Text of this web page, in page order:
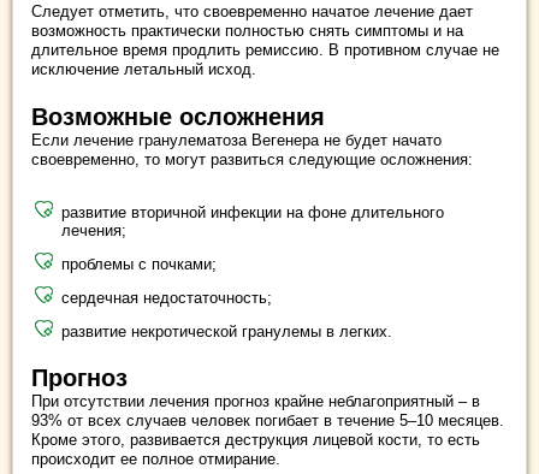
Следует отметить, что своевременно начатое лечение дает
возможность практически полностью снять симптомы и на
длительное время продлить ремиссию. В противном случае не
исключение летальный исход.
Возможные осложнения
Если лечение гранулематоза Вегенера не будет начато
своевременно, то могут развиться следующие осложнения:
развитие вторичной инфекции на фоне длительного
лечения;
проблемы с почками;
сердечная недостаточность;
развитие некротической гранулемы в легких.
Прогноз
При отсутствии лечения прогноз крайне неблагоприятный – в
93% от всех случаев человек погибает в течение 5–10 месяцев.
Кроме этого, развивается деструкция лицевой кости, то есть
происходит ее полное отмирание.